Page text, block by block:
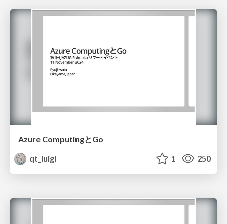
Azure ComputingとGo
qt_luigi
1 250